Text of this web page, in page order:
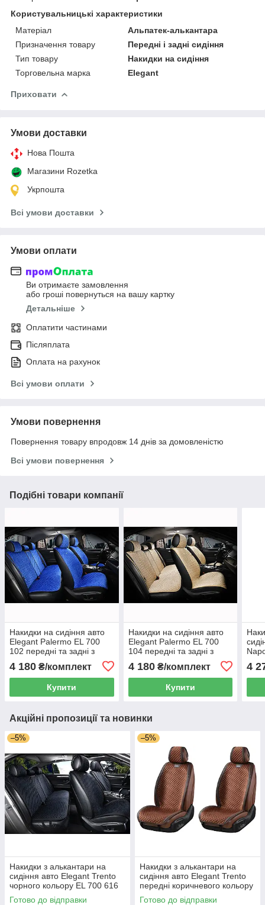
Користувальницькі характеристики
Матеріал
Альпатек-алькантара
Призначення товару
Передні і задні сидіння
Тип товару
Накидки на сидіння
Торговельна марка
Elegant
Приховати
Умови доставки
Нова Пошта
Магазини Rozetka
Укрпошта
Всі умови доставки
Умови оплати
Ви отримаєте замовлення
або гроші повернуться на вашу картку
Детальніше
Оплатити частинами
Післяплата
Оплата на рахунок
Всі умови оплати
Умови повернення
Повернення товару впродовж 14 днів за домовленістю
Всі умови повернення
Подібні товари компанії
Накидки на сидіння авто
Elegant Palermo EL 700
102 передні та задні з
4 180 ₴/комплект
Купити
Накидки на сидіння авто
Elegant Palermo EL 700
104 передні та задні з
4 180₴/комплект
Купити
4
Акційні пропозиції та новинки
–5%
Накидки з алькантари на
сидіння авто Elegant Trento
чорного кольору EL 700 616
Готово до відправки
–5%
Накидки з алькантари на
сидіння авто Elegant Trento
передні коричневого кольору
EL 700 605
Готово до відправки